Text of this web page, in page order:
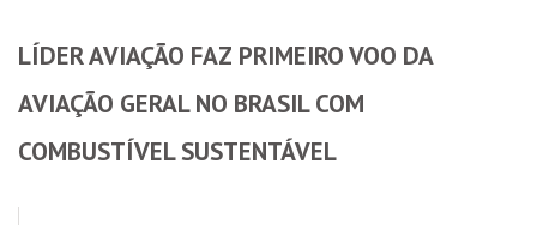
LÍDER AVIAÇÃO FAZ PRIMEIRO VOO DA
AVIAÇÃO GERAL NO BRASIL COM
COMBUSTÍVEL SUSTENTÁVEL